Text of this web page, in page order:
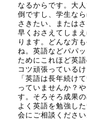
なるからです。大
倒ですし、学生な
さきたい、または
早くおさえてしま
ります。どんな方
ね。英語などパパ
ためにこれほど英
コツ頑張っている
「英語は長年続け
っていませんか？
す。そろそろ成果
よく英語を勉強し
会にご相談くださ